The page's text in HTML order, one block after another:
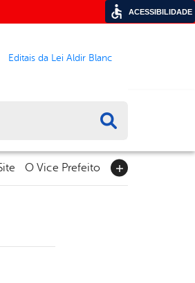
Editais da Lei Aldir Blanc
O Vice Prefeito
ACESSIBILIDADE